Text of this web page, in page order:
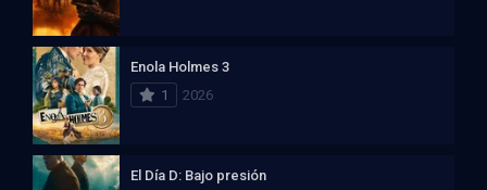
Enola Holmes 3
1
2026
El Día D: Bajo presión